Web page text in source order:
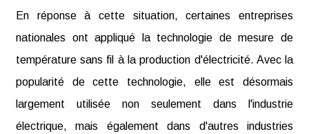
En réponse à cette situation, certaines entreprises
nationales ont appliqué la technologie de mesure de
température sans fil à la production d'électricité. Avec la
popularité de cette technologie, elle est désormais
largement utilisée non seulement dans l'industrie
électrique, mais également dans d'autres industries